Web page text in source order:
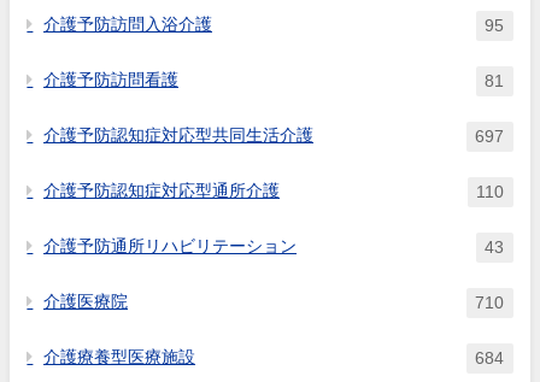
介護予防訪問入浴介護 95
介護予防訪問看護 81
介護予防認知症対応型共同生活介護 697
介護予防認知症対応型通所介護 110
介護予防通所リハビリテーション 43
介護医療院 710
介護療養型医療施設 684